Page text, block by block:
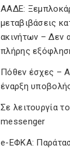
ΑΑΔΕ:
μεταβιβάσεις
ακινήτων – Δεν
πλήρης
Πόθεν έσχες –
έναρξη
Σε λειτουργία
messenger
e-ΕΦΚΑ: